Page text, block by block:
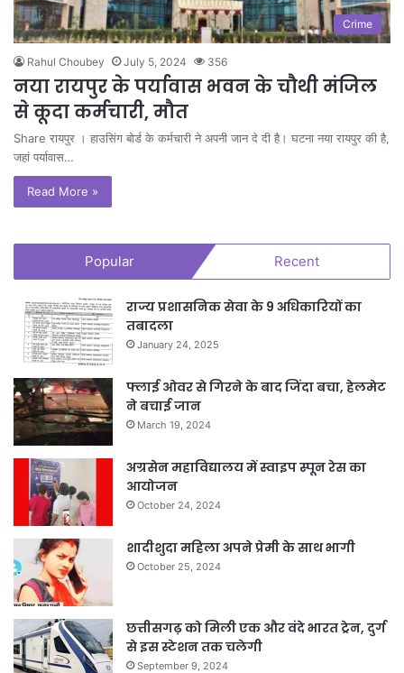
Crime
Rahul Choubey July 5, 2024 356
नया रायपुर के पर्यावास भवन के चौथी मंजिल
से कूदा कर्मचारी, मौत
Share रायपुर । हाउसिंग बोर्ड के कर्मचारी ने अपनी जान दे दी है। घटना नया रायपुर की है,
जहां पर्यावास…
Read More »
Popular Recent
राज्य प्रशासनिक सेवा के 9 अधिकारियों का
तबादला
January 24, 2025
फ्लाई ओवर से गिरने के बाद जिंदा बचा, हेलमेट
ने बचाई जान
March 19, 2024
अग्रसेन महाविद्यालय में स्वाइप स्पून रेस का
आयोजन
October 24, 2024
शादीशुदा महिला अपने प्रेमी के साथ भागी
October 25, 2024
छत्तीसगढ़ को मिली एक और वंदे भारत ट्रेन, दुर्ग
से इस स्टेशन तक चलेगी
September 9, 2024